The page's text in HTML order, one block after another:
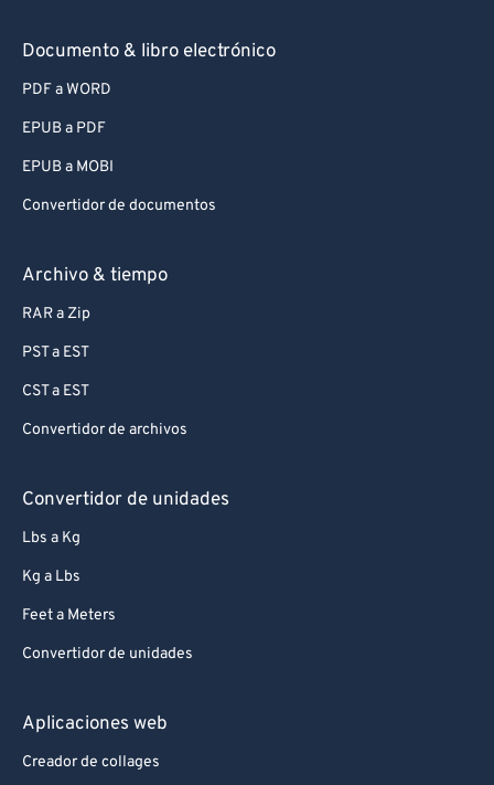
Documento & libro electrónico
PDF a WORD
EPUB a PDF
EPUB a MOBI
Convertidor de documentos
Archivo & tiempo
RAR a Zip
PST a EST
CST a EST
Convertidor de archivos
Convertidor de unidades
Lbs a Kg
Kg a Lbs
Feet a Meters
Convertidor de unidades
Aplicaciones web
Creador de collages